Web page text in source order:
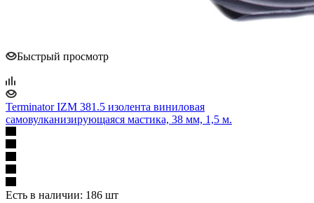
Быстрый просмотр
Terminator IZM 381.5 изолента виниловая
самовулканизирующаяся мастика, 38 мм, 1,5 м.
Есть в наличии: 186 шт